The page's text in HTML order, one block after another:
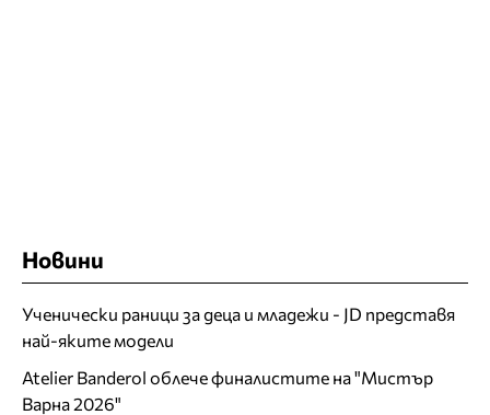
Новини
Ученически раници за деца и младежи - JD представя
най-яките модели
Atelier Banderol облече финалистите на "Мистър
Варна 2026"